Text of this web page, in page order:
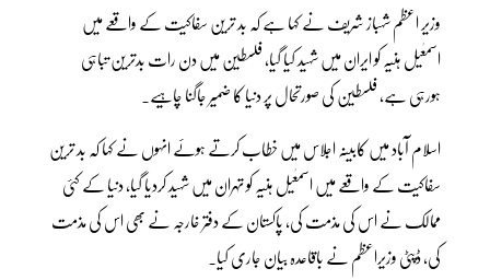
وزیر اعظم شہباز شریف نے کہا ہے کہ بد ترین سفاکیت کے واقعے میں
اسمٰعیل ہنیہ کو ایران میں شہید کیا گیا، فلسطین میں دن رات بدترین تباہی
ہورہی ہے، فلسطین کی صورتحال پر دنیا کا ضمیر جاگنا چاہیے۔
اسلام آباد میں کابینہ اجلاس میں خطاب کرتے ہوئے انہوں نے کہا کہ بد ترین
سفاکیت کے واقعے میں اسمٰعیل ہنیہ کو تہران میں شہید کردیا گیا، دنیا کے کئی
ممالک نے اس کی مذمت کی، پاکستان کے دفتر خارجہ نے بھی اس کی مذمت
کی، ڈپٹی وزیراعظم نے باقاعدہ بیان جاری کیا۔